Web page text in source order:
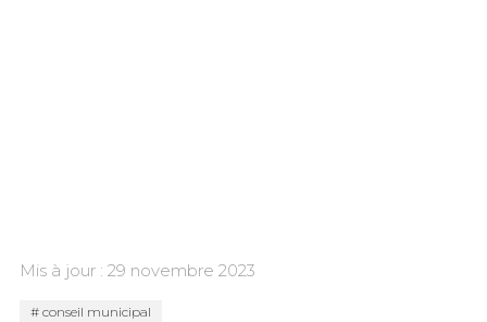
Mis à jour : 29 novembre 2023
conseil municipal